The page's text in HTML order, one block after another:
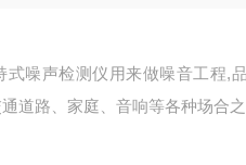
式噪声检测仪用来做噪音工程,
道路、家庭、音响等各种场合之